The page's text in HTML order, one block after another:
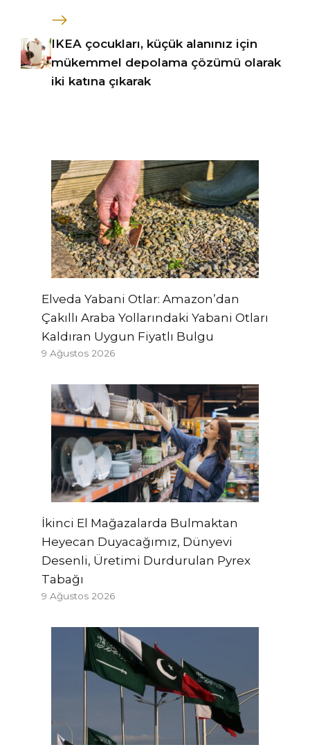
IKEA çocukları, küçük alanınız için
mükemmel depolama çözümü olarak
iki katına çıkarak
Elveda Yabani Otlar: Amazon’dan
Çakıllı Araba Yollarındaki Yabani Otları
Kaldıran Uygun Fiyatlı Bulgu
9 Ağustos 2026
İkinci El Mağazalarda Bulmaktan
Heyecan Duyacağımız, Dünyevi
Desenli, Üretimi Durdurulan Pyrex
Tabağı
9 Ağustos 2026